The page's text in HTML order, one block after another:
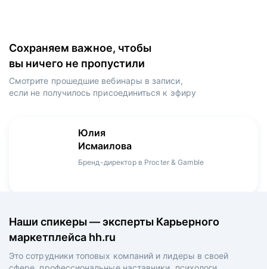
Сохраняем важное, чтобы
вы ничего не пропустили
Смотрите прошедшие вебинары в записи,
если не получилось присоединиться к эфиру
Юлия
Исмаилова
Бренд-директор в Procter & Gamble
Игорь
Зуриев
Руководитель ИТ-проектов, международный
Мария
Оборина
Менеджер продукта в hh.ru
Денис
Мерзлов
Креативный директор в XReady Lab, ex-КРОК
Даниил
Харламов
Head Product Manager в Ozon / ex-Huawei,
Наши спикеры — эксперты Карьерного
маркетплейса hh.ru
Это сотрудники топовых компаний и лидеры в своей